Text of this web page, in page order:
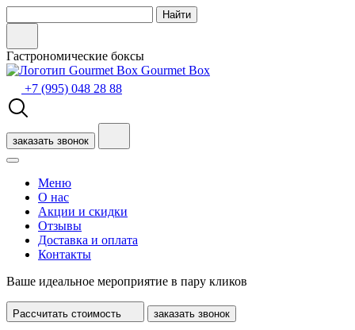
Гастрономические боксы
Gourmet Box
+7 (995) 048 28 88
заказать звонок
Меню
О нас
Акции и скидки
Отзывы
Доставка и оплата
Контакты
Ваше идеальное мероприятие в пару кликов
Рассчитать стоимость заказать звонок